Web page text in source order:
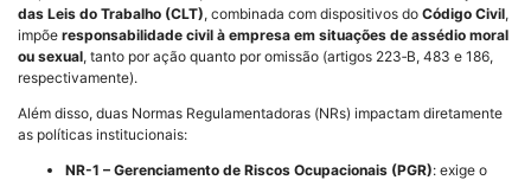
das Leis do Trabalho (CLT), combinada com dispositivos do Código Civil,
impõe responsabilidade civil à empresa em situações de assédio moral
ou sexual, tanto por ação quanto por omissão (artigos 223‑B, 483 e 186,
respectivamente).
Além disso, duas Normas Regulamentadoras (NRs) impactam diretamente
as políticas institucionais:
NR-1 – Gerenciamento de Riscos Ocupacionais (PGR): exige o